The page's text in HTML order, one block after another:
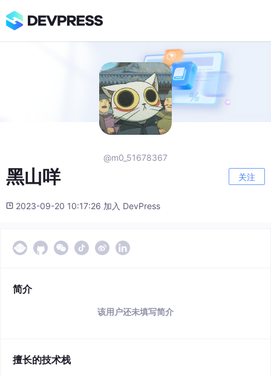
@m0_51678367
黑山咩 关注
2023-09-20 10:17:26 加入 DevPress
简介
该用户还未填写简介
擅长的技术栈